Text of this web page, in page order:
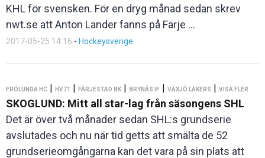
KHL för svensken. För en dryg månad sedan skrev
nwt.se att Anton Lander fanns på Färje ...
2017-05-25 14:16 - Hockeysverige
FRÖLUNDA HC | HV71 | FÄRJESTAD BK | BRYNÄS IF | VÄXJÖ LAKERS | VISA FLER
SKOGLUND: Mitt all star-lag från säsongens SHL
Det är över två månader sedan SHL:s grundserie
avslutades och nu när tid getts att smälta de 52
grundserieomgångarna kan det vara på sin plats att